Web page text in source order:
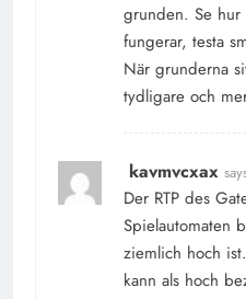
grunden. Se
fungerar, testa
När grunderna
tydligare och
kavmvcxax
Der RTP des
Spielautomaten
ziemlich hoch
kann als hoch